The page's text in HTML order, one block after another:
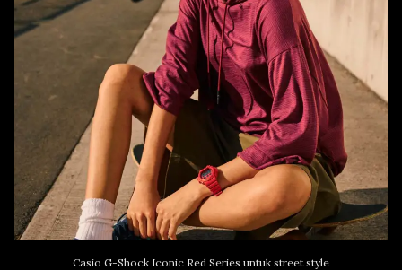
Casio G-Shock Iconic Red Series untuk street style